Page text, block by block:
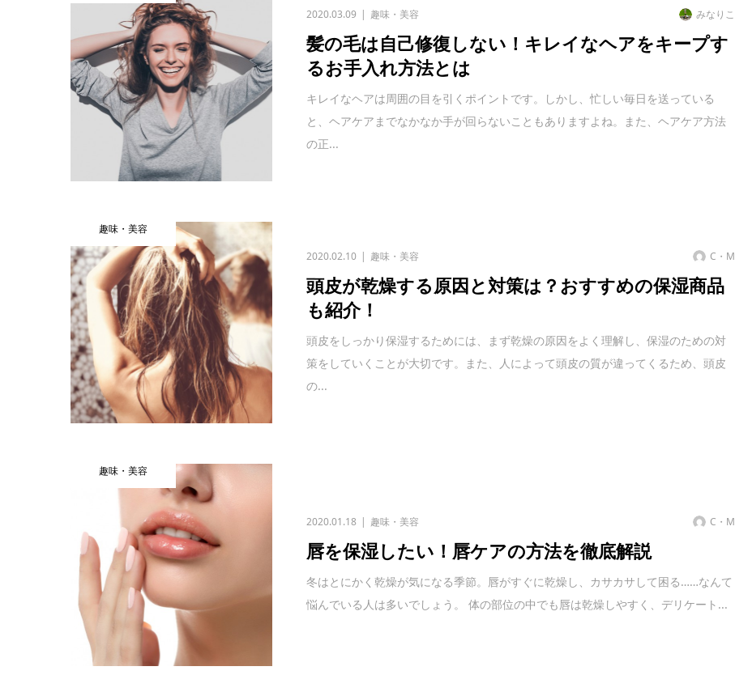
2020.03.09 趣味・美容 みなりこ
髪の毛は自己修復しない！キレイなヘアをキープす
るお手入れ方法とは
キレイなヘアは周囲の目を引くポイントです。しかし、忙しい毎日を送っている
と、ヘアケアまでなかなか手が回らないこともありますよね。また、ヘアケア方法
の正...
趣味・美容
2020.02.10 趣味・美容 C・M
頭皮が乾燥する原因と対策は？おすすめの保湿商品
も紹介！
頭皮をしっかり保湿するためには、まず乾燥の原因をよく理解し、保湿のための対
策をしていくことが大切です。また、人によって頭皮の質が違ってくるため、頭皮
の...
趣味・美容
2020.01.18 趣味・美容 C・M
唇を保湿したい！唇ケアの方法を徹底解説
冬はとにかく乾燥が気になる季節。唇がすぐに乾燥し、カサカサして困る……なんて
悩んでいる人は多いでしょう。 体の部位の中でも唇は乾燥しやすく、デリケート...